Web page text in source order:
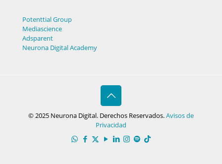
Potenttial Group
Mediascience
Adsparent
Neurona Digital Academy
© 2025 Neurona Digital. Derechos Reservados.Avisos de
Privacidad